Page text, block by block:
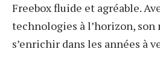
Freebox fluide et agréable.
technologies à l’horizon, son
s’enrichir dans les années à